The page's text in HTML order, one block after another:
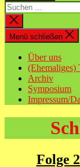
Suchen
nach:
Suche
schließen
Menü schließen
Über uns
(Ehemaliges)
Archiv
Symposium
Impressum/
Folge